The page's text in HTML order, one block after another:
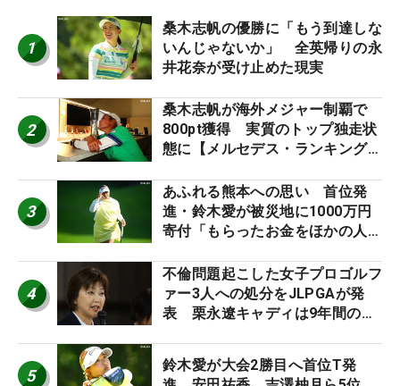
1
桑木志帆の優勝に「もう到達しな
いんじゃないか」 全英帰りの永
井花奈が受け止めた現実
2
桑木志帆が海外メジャー制覇で
800pt獲得 実質のトップ独走状
態に【メルセデス・ランキング番
3
あふれる熊本への思い 首位発
進・鈴木愛が被災地に1000万円
寄付「もらったお金をほかの人
4
不倫問題起こした女子プロゴルフ
ァー3人への処分をJLPGAが発
表 栗永遼キャディは9年間の立
5
鈴木愛が大会2勝目へ首位T発